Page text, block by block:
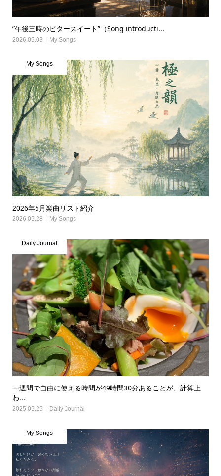
”午後三時のビタースイート”（Song introducti...
2026.05.03 My Songs
My Songs
2026年5月楽曲リスト紹介
2026.05.28 My Songs
Daily Journal
一週間で自由に使える時間が49時間30分あることが、計算上
わ...
2025.05.25 Daily Journal
My Songs